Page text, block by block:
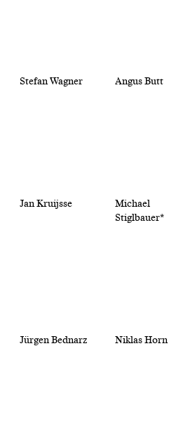
Stefan Wagner Angus Butt
Jan Kruijsse
Michael
Stiglbauer*
Jürgen Bednarz Niklas Horn